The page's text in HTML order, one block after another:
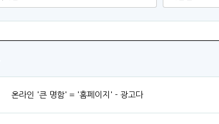
온라인 '큰 명함' = '홈페이지' - 광고다